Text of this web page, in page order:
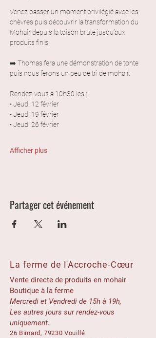
Venez passer un moment privilégié avec les
chèvres puis découvrir la transformation du
Mohair depuis la toison brute jusqu’aux
produits finis.
➡️ Thomas fera une démonstration de tonte
puis nous ferons un peu de tri de mohair.
Rendez-vous à 10h30 les :
• Jeudi 12 février
• Jeudi 19 février
• Jeudi 26 février
Afficher plus
Partager cet événement
La ferme de l'Accroche-Cœur
Vente directe de produits en mohair
Boutique à la ferme
Mercredi et Vendredi de 15h à 19h,
Les autres jours sur rendez-vous
uniquement.
26 Bimard, 79230 Vouillé